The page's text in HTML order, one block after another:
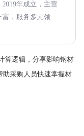
年成立，主营
，服务多元领
算逻辑，分享影响钢材
助采购人员快速掌握材